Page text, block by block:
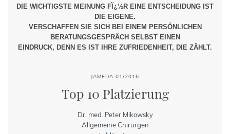
DIE WICHTIGSTE MEINUNG FÏ¿½R EINE ENTSCHEIDUNG IST
DIE EIGENE.
VERSCHAFFEN SIE SICH BEI EINEM PERSÖNLICHEN
BERATUNGSGESPRÄCH SELBST EINEN
EINDRUCK, DENN ES IST IHRE ZUFRIEDENHEIT, DIE ZÄHLT.
- JAMEDA 01/2016 -
Top 10 Platzierung
Dr. med. Peter Mikowsky
Allgemeine Chirurgen